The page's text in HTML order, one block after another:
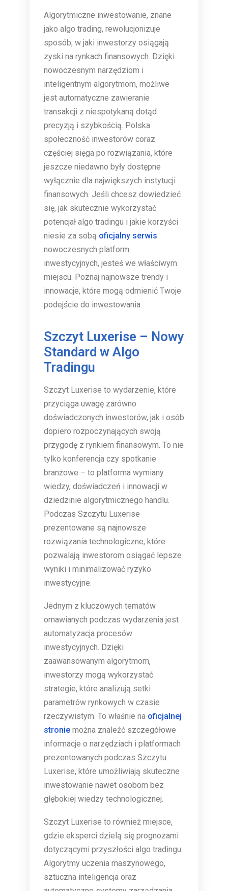
Algorytmiczne inwestowanie, znane
jako algo trading, rewolucjonizuje
sposób, w jaki inwestorzy osiągają
zyski na rynkach finansowych. Dzięki
nowoczesnym narzędziom i
inteligentnym algorytmom, możliwe
jest automatyczne zawieranie
transakcji z niespotykaną dotąd
precyzją i szybkością. Polska
społeczność inwestorów coraz
częściej sięga po rozwiązania, które
jeszcze niedawno były dostępne
wyłącznie dla największych instytucji
finansowych. Jeśli chcesz dowiedzieć
się, jak skutecznie wykorzystać
potencjał algo tradingu i jakie korzyści
niesie za sobą oficjalny serwis
nowoczesnych platform
inwestycyjnych, jesteś we właściwym
miejscu. Poznaj najnowsze trendy i
innowacje, które mogą odmienić Twoje
podejście do inwestowania.
Szczyt Luxerise – Nowy
Standard w Algo
Tradingu
Szczyt Luxerise to wydarzenie, które
przyciąga uwagę zarówno
doświadczonych inwestorów, jak i osób
dopiero rozpoczynających swoją
przygodę z rynkiem finansowym. To nie
tylko konferencja czy spotkanie
branżowe – to platforma wymiany
wiedzy, doświadczeń i innowacji w
dziedzinie algorytmicznego handlu.
Podczas Szczytu Luxerise
prezentowane są najnowsze
rozwiązania technologiczne, które
pozwalają inwestorom osiągać lepsze
wyniki i minimalizować ryzyko
inwestycyjne.
Jednym z kluczowych tematów
omawianych podczas wydarzenia jest
automatyzacja procesów
inwestycyjnych. Dzięki
zaawansowanym algorytmom,
inwestorzy mogą wykorzystać
strategie, które analizują setki
parametrów rynkowych w czasie
rzeczywistym. To właśnie na oficjalnej
stronie można znaleźć szczegółowe
informacje o narzędziach i platformach
prezentowanych podczas Szczytu
Luxerise, które umożliwiają skuteczne
inwestowanie nawet osobom bez
głębokiej wiedzy technologicznej.
Szczyt Luxerise to również miejsce,
gdzie eksperci dzielą się prognozami
dotyczącymi przyszłości algo tradingu.
Algorytmy uczenia maszynowego,
sztuczna inteligencja oraz